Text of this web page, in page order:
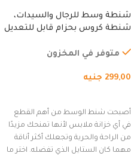
شنطة وسط للرجال والسيدات،
شنطة كروس بحزام قابل للتعديل
السفر، الجري العادي، المشي
(رمادي)
متوفر في المخزون
299,00 جنيه
أصبحت شنط الوسط من أهم القطع
في أي خزانة ملابس لأنها تمنحك مزيدًا
من الراحة والحرية وتجعلك أكثر أناقة
مهما كان الستايل الذي تفضله. اختر ما